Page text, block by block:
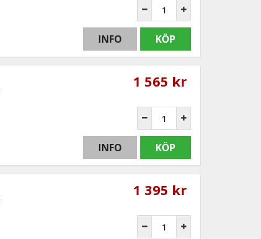
INFO KÖP
1 565 kr
INFO KÖP
1 395 kr